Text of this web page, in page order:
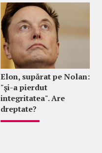
Elon, supărat pe Nolan:
"şi-a pierdut
integritatea". Are
dreptate?